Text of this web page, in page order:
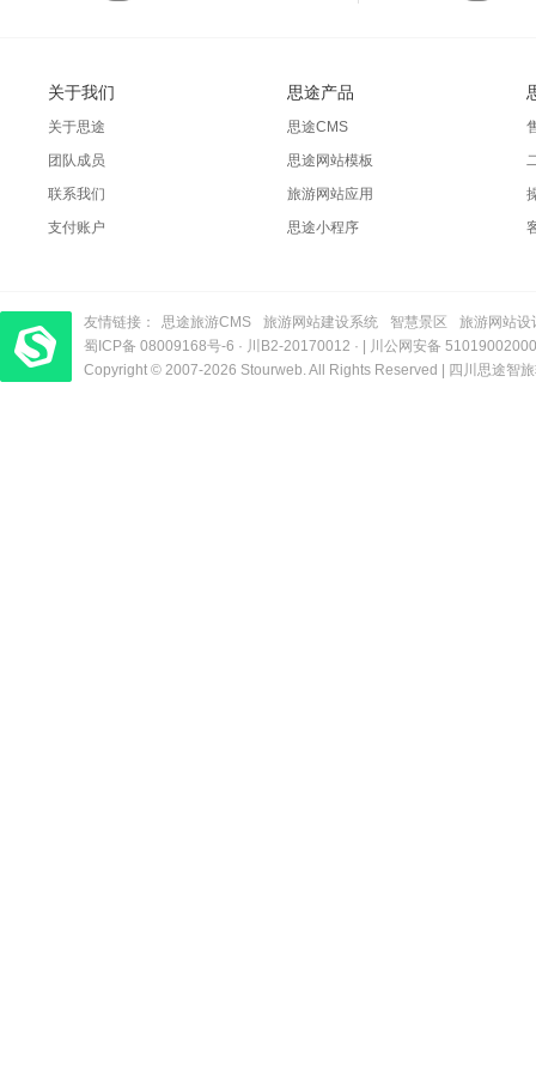
关于我们
关于思途
团队成员
联系我们
支付账户
思途产品
思途CMS
思途网站模板
旅游网站应用
思途小程序
友情链接： 思途旅游CMS 旅游网站建设系统 智慧景区
旅游网站设
梦旅程酒店管理系统
​| 运营支持：创旅云营销​
蜀ICP备 08009168号-6 · 川B2-20170012 · |
川公网安备
Copyright © 2007-2026 Stourweb. All Rights Reserved | 四川思途智